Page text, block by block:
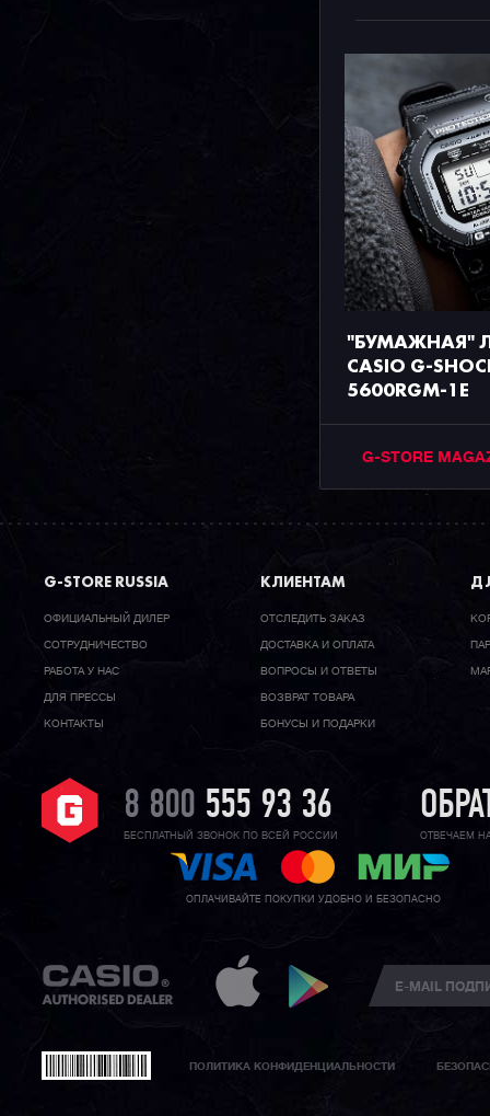
"БУМАЖНАЯ"
CASIO G-
5600RGM-1E
G-STORE
G-STORE RUSSIA
ОФИЦИАЛЬНЫЙ ДИЛЕР
CОТРУДНИЧЕСТВО
РАБОТА У НАС
ДЛЯ ПРЕССЫ
КОНТАКТЫ
КЛИЕНТАМ
ОТСЛЕДИТЬ ЗАКАЗ
ДОСТАВКА И ОПЛАТА
ВОПРОСЫ И ОТВЕТЫ
ВОЗВРАТ ТОВАРА
БОНУСЫ И ПОДАРКИ
8 800 555 93 36
БЕСПЛАТНЫЙ ЗВОНОК ПО ВСЕЙ РОССИИ ОТВЕЧАЕМ
ОПЛАЧИВАЙТЕ ПОКУПКИ УДОБНО И БЕЗОПАСНО
ПОЛИТИКА КОНФИДЕНЦИАЛЬНОСТИ